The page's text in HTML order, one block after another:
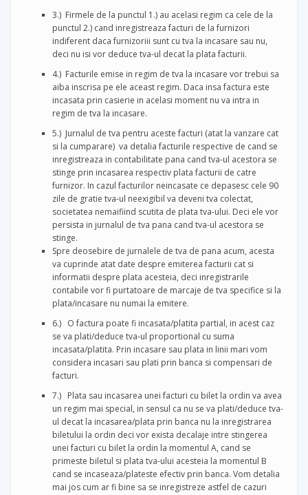
3.) Firmele de la punctul 1.) au acelasi regim ca cele de la
punctul 2.) cand inregistreaza facturi de la furnizori
indiferent daca furnizoriii sunt cu tva la incasare sau nu,
deci nu isi vor deduce tva-ul decat la plata facturii.
4.) Facturile emise in regim de tva la incasare vor trebui sa
aiba inscrisa pe ele aceast regim. Daca insa factura este
incasata prin casierie in acelasi moment nu va intra in
regim de tva la incasare.
5.) Jurnalul de tva pentru aceste facturi (atat la vanzare cat
si la cumparare) va detalia facturile respective de cand se
inregistreaza in contabilitate pana cand tva-ul acestora se
stinge prin incasarea respectiv plata facturii de catre
furnizor. In cazul facturilor neincasate ce depasesc cele 90
zile de gratie tva-ul neexigibil va deveni tva colectat,
societatea nemaifiind scutita de plata tva-ului. Deci ele vor
persista in jurnalul de tva pana cand tva-ul acestora se
stinge.
Spre deosebire de jurnalele de tva de pana acum, acesta
va cuprinde atat date despre emiterea facturii cat si
informatii despre plata acesteia, deci inregistrarile
contabile vor fi purtatoare de marcaje de tva specifice si la
plata/incasare nu numai la emitere.
6.) O factura poate fi incasata/platita partial, in acest caz
se va plati/deduce tva-ul proportional cu suma
incasata/platita. Prin incasare sau plata in linii mari vom
considera incasari sau plati prin banca si compensari de
facturi.
7.) Plata sau incasarea unei facturi cu bilet la ordin va avea
un regim mai special, in sensul ca nu se va plati/deduce tva-
ul decat la incasarea/plata prin banca nu la inregistrarea
biletului la ordin deci vor exista decalaje intre stingerea
unei facturi cu bilet la ordin la momentul A, cand se
primeste biletul si plata tva-ului acesteia la momentul B
cand se incaseaza/plateste efectiv prin banca. Vom detalia
mai jos cum ar fi bine sa se inregistreze astfel de cazuri